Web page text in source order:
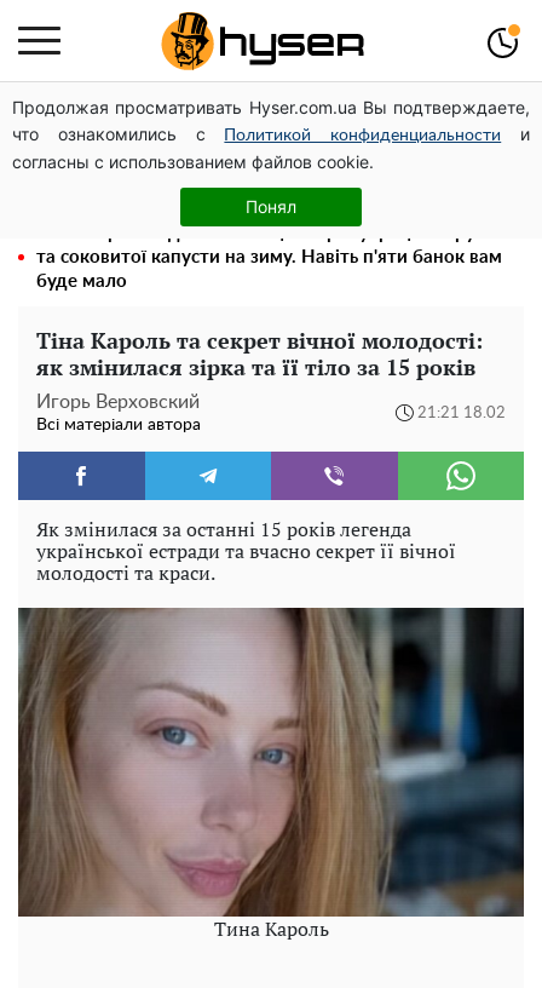
Продолжая просматривать Hyser.com.ua Вы подтверждаете,
что ознакомились с
Политикой конфиденциальности
и
согласны с использованием файлов cookie.
Понял
Гола Олена Тополя у цікавих позах змусила відвисати
щелепи: злив відео – було лише початком
Олена Тополя злив відео – це далеко не все: фронтмен
"Антитіла" Тарас Тополя став наступним
та соковитої капусти на зиму. Навіть п'яти банок вам
буде мало
Тіна Кароль та секрет вічної молодості:
як змінилася зірка та її тіло за 15 років
Игорь Верховский
Всі матеріали автора
21:21 18.02
Як змінилася за останні 15 років легенда
української естради та вчасно секрет її вічної
молодості та краси.
Тина Кароль